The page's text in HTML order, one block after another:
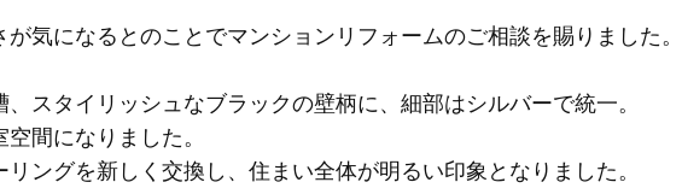
気になるとのことでマンションリフォームのご相談を賜りました。
スタイリッシュなブラックの壁柄に、細部はシルバーで統一。
間になりました。
ングを新しく交換し、住まい全体が明るい印象となりました。